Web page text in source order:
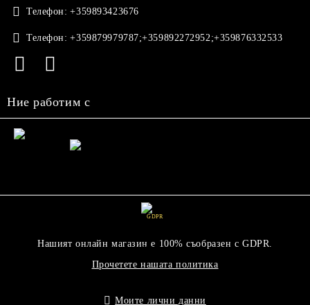
Телефон: +359893423676
Телефон: +359879979787;+359892272952;+359876332533
Ние работим с
GDPR
Нашият онлайн магазин е 100% съобразен с GDPR.
Прочетете нашата политика
Моите лични данни